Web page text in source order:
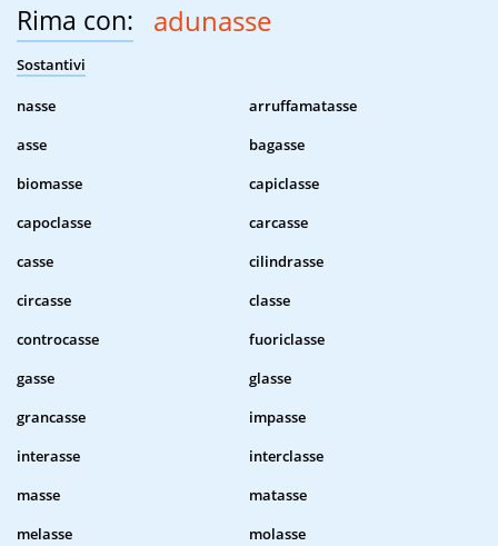
Rima con: adunasse
Sostantivi
nasse
arruffamatasse
asse
bagasse
biomasse
capiclasse
capoclasse
carcasse
casse
cilindrasse
circasse
classe
controcasse
fuoriclasse
gasse
glasse
grancasse
impasse
interasse
interclasse
masse
matasse
melasse
molasse